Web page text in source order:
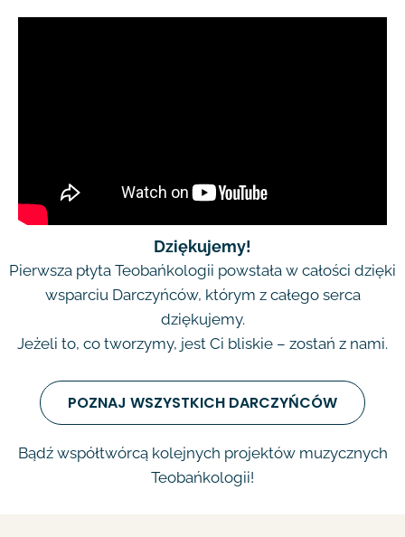
Dziękujemy!
Pierwsza płyta Teobańkologii powstała w całości dzięki
wsparciu Darczyńców, którym z całego serca
dziękujemy.
Jeżeli to, co tworzymy, jest Ci bliskie – zostań z nami.
POZNAJ WSZYSTKICH DARCZYŃCÓW
Bądź współtwórcą kolejnych projektów muzycznych
Teobańkologii!